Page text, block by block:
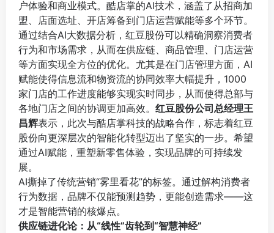
户体验和商业模式。酷店掌的AI技术，涵盖了从招商加
盟、店面选址、开店筹备到门店运营赋能等多个环节。
通过结合AI大数据分析，红豆股份可以精确洞察消费者
行为和市场需求，从而在供应链、商品管理、门店运营
等方面实现全方位的优化。尤其是在门店管理方面，AI
赋能使得信息流和物资流的协同效率大幅提升，1000
家门店的工作进度能够实现实时同步，从而使得总部与
各地门店之间的协调更加高效。 红豆股份公司总经理王
昌辉表示，此次与酷店掌科技的战略合作，标志着红豆
股份向更深层次的智能化转型迈出了坚实的一步。希望
通过AI赋能，重塑新零售体验，实现品牌的可持续发
展。
AI撕掉了传统营销“雾里看花”的标签。通过解构消费者
行为数据，品牌不仅能预测趋势，更能创造需求——这
才是智能营销的核爆点。
供应链进化论：从“线性”齿轮到“智慧神经”